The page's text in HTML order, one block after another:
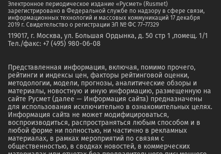
Электронное периодическое издание «Русмет» (Rusmet)
зарегистрировано в Федеральной службе по надзору в сфере связи,
информационных технологий и массовых коммуникаций 17 декабря
2019 г. Свидетельство о регистрации ЭЛ № ФС 77–77329
119017, г. Москва, ул. Большая Ордынка, д. 50 стр 1 ,помещ. 1/1
Тел./факс: +7 (495) 980-06-08
Представленная информация, включая, помимо прочего,
рейтинги и индексы цен, факторы рейтинговой оценки,
методологии, модели, прогнозы, аналитические обзоры и
материалы, новостную и иную информацию, размещенную на
сайте Русмет (далее — Информация сайта) предназначены
для использования исключительно в ознакомительных целях.
Информация сайта не может модифицироваться,
воспроизводиться, распространяться любым способом и в
любой форме ни полностью, ни частично в рекламных
материалах, в рамках мероприятий по связям с
общественностью, в сводках новостей, в коммерческих